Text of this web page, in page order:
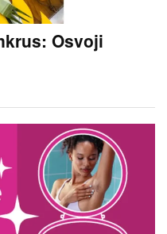
Osvoji